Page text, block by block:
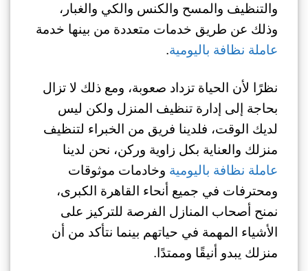
والتنظيف والمسح والكنس والكي والغبار،
وذلك عن طريق خدمات متعددة من بينها خدمة
عاملة نظافة باليومية.
نظرًا لأن الحياة تزداد صعوبة، ومع ذلك لا تزال
بحاجة إلى إدارة تنظيف المنزل ولكن ليس
لديك الوقت، فلدينا فريق من الخبراء لتنظيف
منزلك والعناية بكل زاوية وركن، نحن لدينا
عاملة نظافة باليومية وخادمات موثوقات
ومحترفات في جميع أنحاء القاهرة الكبرى،
نمنح أصحاب المنازل الفرصة للتركيز على
الأشياء المهمة في حياتهم بينما نتأكد من أن
منزلك يبدو أنيقًا وممتدًا.